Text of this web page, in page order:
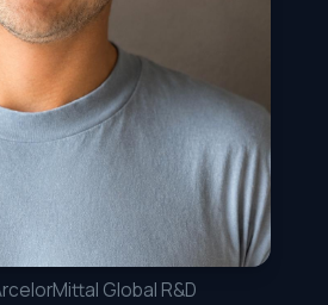
Global R&D